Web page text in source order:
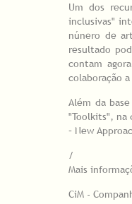
Um dos
inclusivas"
núnero de
resultado
contam
colaboração
Além da
"Toolkits", na
– New
/
Mais
CiM -